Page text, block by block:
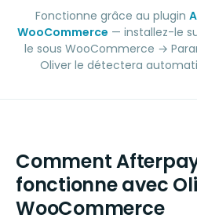
Fonctionne grâce au plugin
WooCommerce — installez-le
le sous WooCommerce →
Oliver le détectera
Comment
fonctionne avec
WooCommerce